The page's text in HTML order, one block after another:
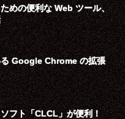
めの便利な Web ツール、
Google Chrome の拡張
フト「CLCL」が便利！